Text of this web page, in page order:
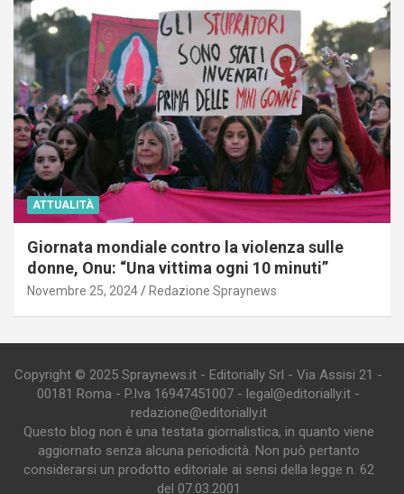
ATTUALITÀ
Giornata mondiale contro la violenza sulle
donne, Onu: “Una vittima ogni 10 minuti”
Novembre 25, 2024 Redazione Spraynews
Copyright © 2025 Spraynews.it - Editorially Srl - Via Assisi 21 -
00181 Roma - P.Iva 16947451007 - legal@editorially.it -
redazione@editorially.it
Questo blog non è una testata giornalistica, in quanto viene
aggiornato senza alcuna periodicità. Non può pertanto
considerarsi un prodotto editoriale ai sensi della legge n. 62
del 07.03.2001